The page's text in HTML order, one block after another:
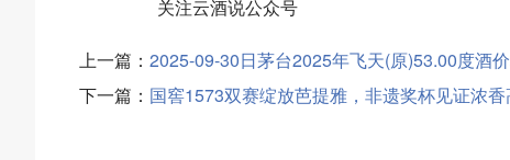
关注云酒说公众号
上一篇： 2025-09-30日茅台2025年飞天(原)53.00度酒
下一篇： 国窖1573双赛绽放芭提雅，非遗奖杯见证浓